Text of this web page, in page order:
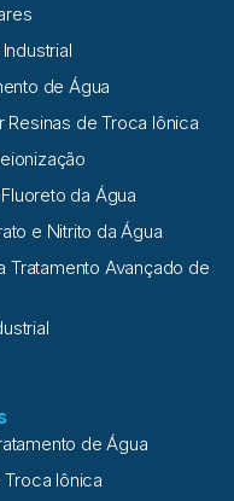
de Água
de Troca Iônica
da Água
e Nitrito da Água
Tratamento Avançado de
de Água
Iônica